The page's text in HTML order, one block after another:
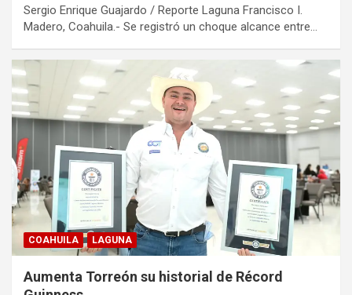
Sergio Enrique Guajardo / Reporte Laguna Francisco I.
Madero, Coahuila.- Se registró un choque alcance entre…
COAHUILA LAGUNA
Aumenta Torreón su historial de Récord